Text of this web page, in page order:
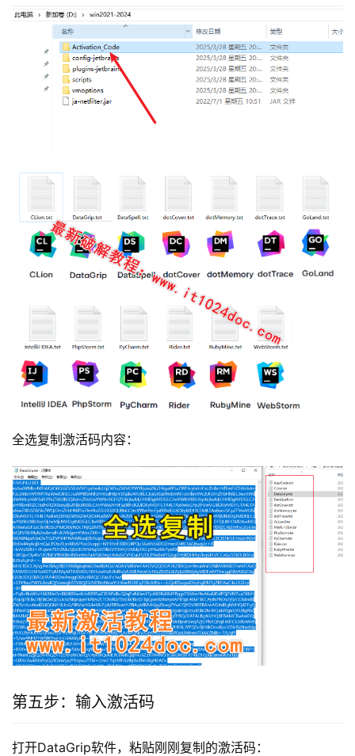
全选复制激活码内容：
第五步：输入激活码
打开DataGrip软件，粘贴刚刚复制的激活码：